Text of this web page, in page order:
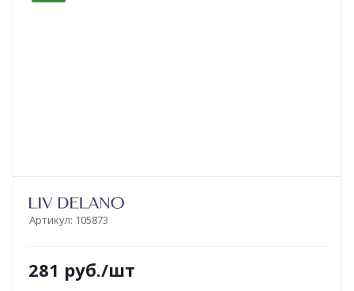
Артикул: 105873
281 руб./шт